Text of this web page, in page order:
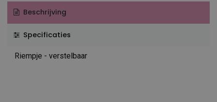
Beschrijving
Specificaties
Riempje - verstelbaar